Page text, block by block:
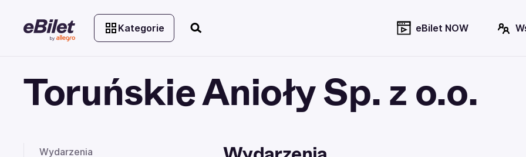
Kategorie eBilet NOW
Toruńskie Anioły Sp. z o.o.
Wydarzenia